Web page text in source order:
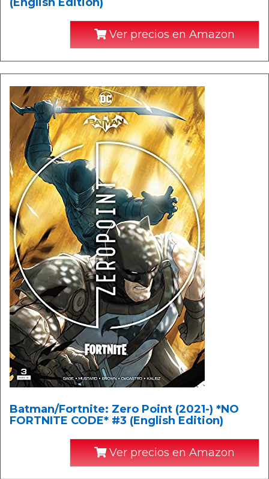
Ver precios en Amazon
Batman/Fortnite: Zero Point (2021-) *NO
FORTNITE CODE* #3 (English Edition)
Ver precios en Amazon